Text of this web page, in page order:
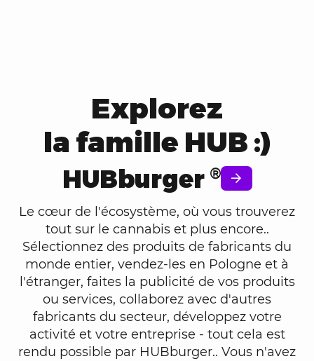
Explorez
la famille HUB :)
HUBburger ®
Le cœur de l'écosystème, où vous trouverez
tout sur le cannabis et plus encore..
Sélectionnez des produits de fabricants du
monde entier, vendez-les en Pologne et à
l'étranger, faites la publicité de vos produits
ou services, collaborez avec d'autres
fabricants du secteur, développez votre
activité et votre entreprise - tout cela est
rendu possible par HUBburger.. Vous n'avez